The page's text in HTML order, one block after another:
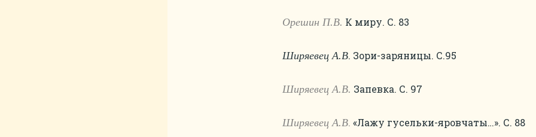
Орешин П.В. К миру. С. 83
Ширяевец А.В. Зори-заряницы. С.95
Ширяевец А.В. Запевка. С. 97
Ширяевец А.В. «Лажу гусельки-яровчаты…». С. 88